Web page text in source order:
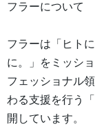
フラーについて
フラーは「ヒト
に。」をミッシ
フェッショナル
わる支援を行う
開しています。